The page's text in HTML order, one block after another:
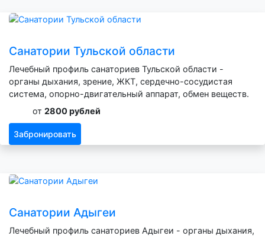
Санатории Тульской области
Лечебный профиль санаториев Тульской области -
органы дыхания, зрение, ЖКТ, сердечно-сосудистая
система, опорно-двигательный аппарат, обмен веществ.
от 2800 рублей
Забронировать
Санатории Адыгеи
Лечебный профиль санаториев Адыгеи - органы дыхания,